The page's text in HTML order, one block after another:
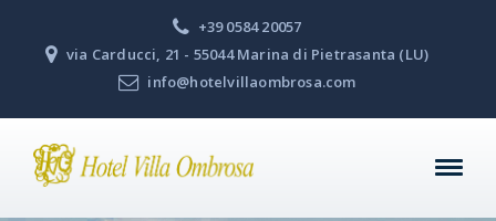
+39 0584 20057
via Carducci, 21 - 55044 Marina di Pietrasanta (LU)
info@hotelvillaombrosa.com